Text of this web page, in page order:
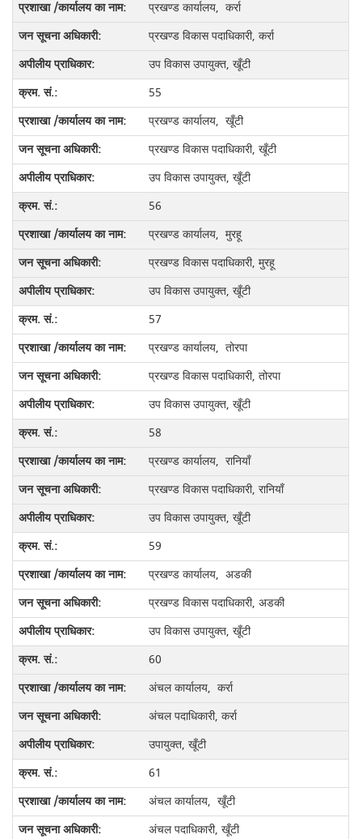
प्रखण्ड कार्यालय, कर्रा
प्रखण्ड विकास पदाधिकारी, कर्रा
उप विकास उपायुक्त, खूँटी
55
प्रखण्ड कार्यालय, खूँटी
प्रखण्ड विकास पदाधिकारी, खूँटी
उप विकास उपायुक्त, खूँटी
56
प्रखण्ड कार्यालय, मुरहू
प्रखण्ड विकास पदाधिकारी, मुरहू
उप विकास उपायुक्त, खूँटी
57
प्रखण्ड कार्यालय, तोरपा
प्रखण्ड विकास पदाधिकारी, तोरपा
उप विकास उपायुक्त, खूँटी
58
प्रखण्ड कार्यालय, रानियाँ
प्रखण्ड विकास पदाधिकारी, रानियाँ
उप विकास उपायुक्त, खूँटी
59
प्रखण्ड कार्यालय, अडकी
प्रखण्ड विकास पदाधिकारी, अडकी
उप विकास उपायुक्त, खूँटी
60
अंचल कार्यालय, कर्रा
अंचल पदाधिकारी, कर्रा
उपायुक्त, खूँटी
61
अंचल कार्यालय, खूँटी
अंचल पदाधिकारी, खूँटी